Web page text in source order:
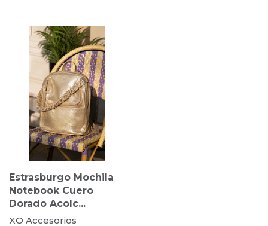
Estrasburgo Mochila
Notebook Cuero
Dorado Acolc...
XO Accesorios